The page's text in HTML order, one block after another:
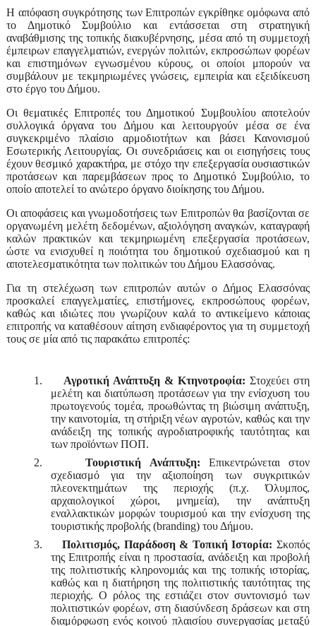
Η απόφαση συγκρότησης των Επιτροπών εγκρίθηκε ομόφωνα από
το Δημοτικό Συμβούλιο και εντάσσεται στη στρατηγική
αναβάθμισης της τοπικής διακυβέρνησης, μέσα από τη συμμετοχή
έμπειρων επαγγελματιών, ενεργών πολιτών, εκπροσώπων φορέων
και επιστημόνων εγνωσμένου κύρους, οι οποίοι μπορούν να
συμβάλουν με τεκμηριωμένες γνώσεις, εμπειρία και εξειδίκευση
στο έργο του Δήμου.
Οι θεματικές Επιτροπές του Δημοτικού Συμβουλίου αποτελούν
συλλογικά όργανα του Δήμου και λειτουργούν μέσα σε ένα
συγκεκριμένο πλαίσιο αρμοδιοτήτων και βάσει Κανονισμού
Εσωτερικής Λειτουργίας. Οι συνεδριάσεις και οι εισηγήσεις τους
έχουν θεσμικό χαρακτήρα, με στόχο την επεξεργασία ουσιαστικών
προτάσεων και παρεμβάσεων προς το Δημοτικό Συμβούλιο, το
οποίο αποτελεί το ανώτερο όργανο διοίκησης του Δήμου.
Οι αποφάσεις και γνωμοδοτήσεις των Επιτροπών θα βασίζονται σε
οργανωμένη μελέτη δεδομένων, αξιολόγηση αναγκών, καταγραφή
καλών πρακτικών και τεκμηριωμένη επεξεργασία προτάσεων,
ώστε να ενισχυθεί η ποιότητα του δημοτικού σχεδιασμού και η
αποτελεσματικότητα των πολιτικών του Δήμου Ελασσόνας.
Για τη στελέχωση των επιτροπών αυτών ο Δήμος Ελασσόνας
προσκαλεί επαγγελματίες, επιστήμονες, εκπροσώπους φορέων,
καθώς και ιδιώτεςπου γνωρίζουν καλά το αντικείμενο κάποιας
επιτροπής να καταθέσουν αίτηση ενδιαφέροντος για τη συμμετοχή
τους σε μία από τις παρακάτω επιτροπές:
1. Αγροτική Ανάπτυξη & Κτηνοτροφία: Στοχεύει στη
μελέτη και διατύπωση προτάσεων για την ενίσχυση του
πρωτογενούς τομέα, προωθώντας τη βιώσιμη ανάπτυξη,
την καινοτομία, τη στήριξη νέων αγροτών, καθώς και την
ανάδειξη της τοπικής αγροδιατροφικής ταυτότητας και
των προϊόντων ΠΟΠ.
2.
Τουριστική Ανάπτυξη: Επικεντρώνεται στον
σχεδιασμό για την αξιοποίηση των συγκριτικών
πλεονεκτημάτων της περιοχής (π.χ. Όλυμπος,
αρχαιολογικοί χώροι, μνημεία), την ανάπτυξη
εναλλακτικών μορφών τουρισμού και την ενίσχυση της
τουριστικής προβολής (branding) του Δήμου.
3.
Πολιτισμός, Παράδοση & Τοπική Ιστορία: Σκοπός
της Επιτροπής είναι η προστασία, ανάδειξη και προβολή
της πολιτιστικής κληρονομιάς και της τοπικής ιστορίας,
καθώς και η διατήρηση της πολιτιστικής ταυτότητας της
περιοχής. Ο ρόλος της εστιάζει στον συντονισμό των
πολιτιστικών φορέων, στη διασύνδεση δράσεων και στη
διαμόρφωση ενός κοινού πλαισίου συνεργασίας μεταξύ